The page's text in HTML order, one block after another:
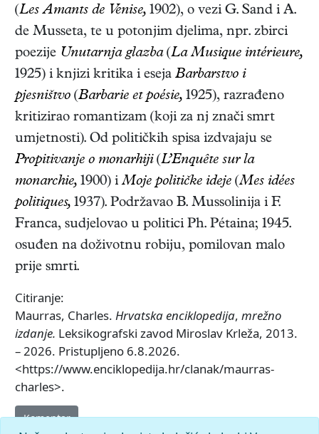
(Les Amants de Venise, 1902), o vezi G. Sand i A.
de Musseta, te u potonjim djelima, npr. zbirci
poezije Unutarnja glazba(La Musique intérieure,
1925) i knjizi kritika i eseja Barbarstvo i
pjesništvo (Barbarie et poésie, 1925), razrađeno
kritizirao romantizam (koji za nj znači smrt
umjetnosti). Od političkih spisa izdvajaju se
Propitivanje o monarhiji(L’Enquête sur la
monarchie, 1900) iMoje političke ideje (Mes idées
politiques, 1937). Podržavao B. Mussolinija i F.
Franca, sudjelovao u politici Ph. Pétaina; 1945.
osuđen na doživotnu robiju, pomilovan malo
prije smrti.
Citiranje:
Maurras, Charles. Hrvatska enciklopedija, mrežno
izdanje. Leksikografski zavod Miroslav Krleža, 2013.
– 2026. Pristupljeno 6.8.2026.
<https://www.enciklopedija.hr/clanak/maurras-
charles>.
Komentar